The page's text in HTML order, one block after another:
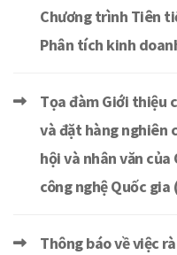
Chương trình Tiên
Phân tích kinh
Tọa đàm Giới thiệu
và đặt hàng nghiên
hội và nhân văn
công nghệ Quốc gia
Thông báo về việc